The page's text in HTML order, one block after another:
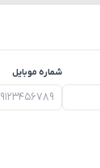
شماره موبایل